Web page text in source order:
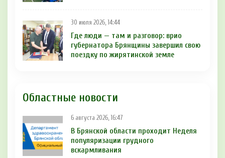
30 июля 2026, 14:44
Где люди — там и разговор: врио
губернатора Брянщины завершил свою
поездку по жирятинской земле
Областные новости
6 августа 2026, 16:47
В Брянской области проходит Неделя
популяризации грудного
вскармливания